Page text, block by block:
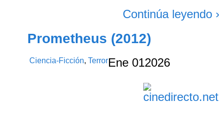
Continúa leyendo
Prometheus (2012)
Ciencia-Ficción,TerrorEne 012026